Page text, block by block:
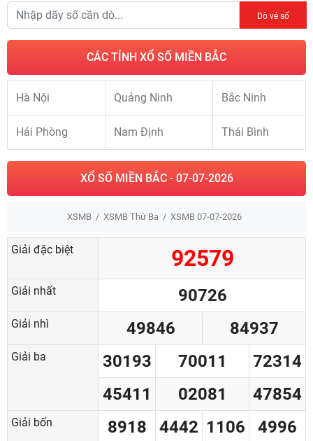
Dò vé số
CÁC TỈNH XỔ SỐ MIỀN BẮC
Hà Nội Quảng Ninh Bắc Ninh
Hải Phòng Nam Định Thái Bình
XỔ SỐ MIỀN BẮC - 07-07-2026
XSMB XSMB Thứ Ba XSMB 07-07-2026
Giải đặc biệt 92579
Giải nhất 90726
Giải nhì 49846 84937
Giải ba 30193 70011
72314
45411
02081 47854
Giải bốn 8918 4442 1106 4996